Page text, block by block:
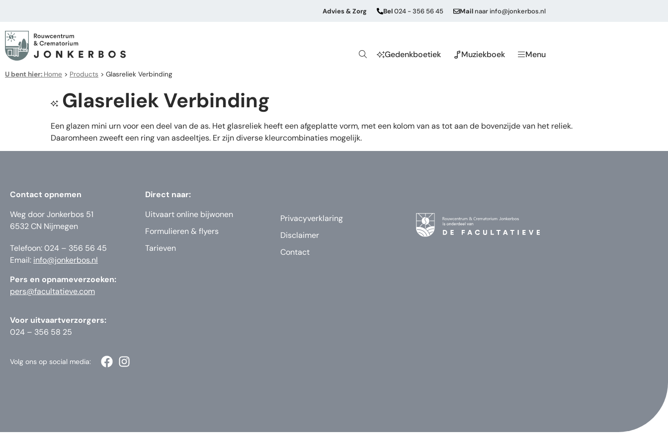
Advies & Zorg Bel024 - 356 56 45 Mail naarinfo@jonkerbos.nl
Gedenkboetiek Muziekboek Menu
U bent hier: Home > Products > Glasreliek Verbinding
Glasreliek Verbinding
Een glazen mini urn voor een deel van de as. Het glasreliek heeft een afgeplatte vorm, met een kolom van as tot aan de bovenzijde van het reliek.
Daaromheen zweeft een ring van asdeeltjes. Er zijn diverse kleurcombinaties mogelijk.
Contact opnemen
Weg door Jonkerbos 51
6532 CN Nijmegen
Telefoon: 024 – 356 56 45
Email: info@jonkerbos.nl
Pers en opnameverzoeken:
pers@facultatieve.com
Voor uitvaartverzorgers:
024 – 356 58 25
Direct naar:
Uitvaart online bijwonen
Formulieren & flyers
Tarieven
Privacyverklaring
Disclaimer
Contact
Volg ons op social media: